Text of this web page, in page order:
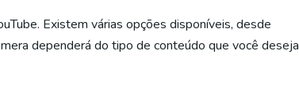
Existem várias opções disponíveis, desde
dependerá do tipo de conteúdo que você deseja